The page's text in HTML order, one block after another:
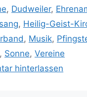
, Dudweiler,
, Heilig-Geist-
, Musik,
, Sonne, Vereine
hinterlassen